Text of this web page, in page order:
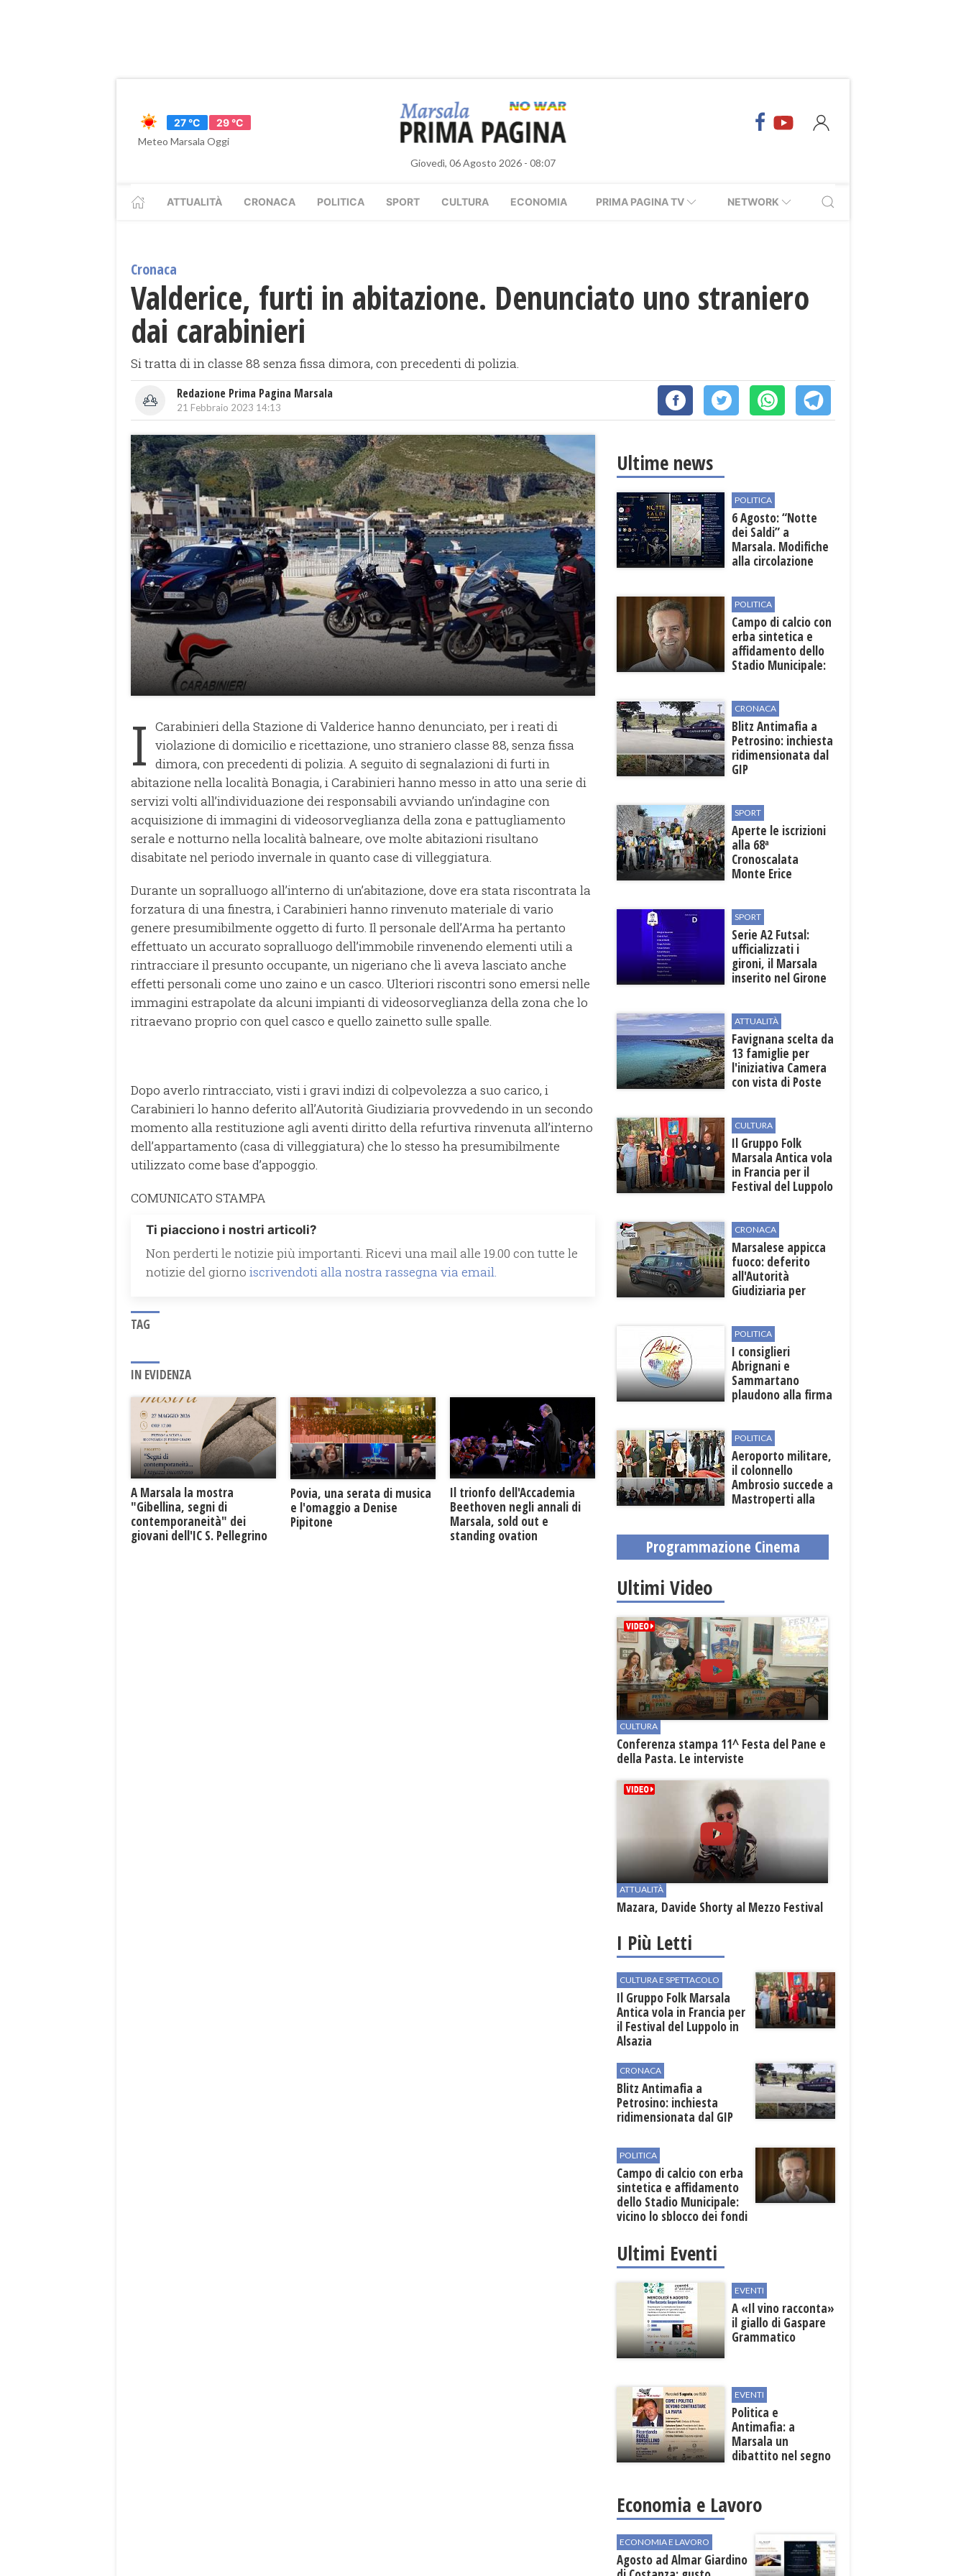
27 °C
29 °C
Meteo Marsala Oggi
Giovedì, 06 Agosto 2026 - 08:07
ATTUALITÀ CRONACA POLITICA SPORT CULTURA ECONOMIA PRIMA PAGINA TV NETWORK
Cronaca
Valderice, furti in abitazione. Denunciato uno straniero
dai carabinieri
Si tratta di in classe 88 senza fissa dimora, con precedenti di polizia.
Redazione Prima Pagina Marsala
21 Febbraio 2023 14:13
I Carabinieri della Stazione di Valderice hanno denunciato, per i reati di
violazione di domicilio e ricettazione, uno straniero classe 88, senza fissa
dimora, con precedenti di polizia. A seguito di segnalazioni di furti in
abitazione nella località Bonagia, i Carabinieri hanno messo in atto una serie di
servizi volti all’individuazione dei responsabili avviando un’indagine con
acquisizione di immagini di videosorveglianza della zona e pattugliamento
serale e notturno nella località balneare, ove molte abitazioni risultano
disabitate nel periodo invernale in quanto case di villeggiatura.
Durante un sopralluogo all’interno di un’abitazione, dove era stata riscontrata la
forzatura di una finestra, i Carabinieri hanno rinvenuto materiale di vario
genere presumibilmente oggetto di furto. Il personale dell’Arma ha pertanto
effettuato un accurato sopralluogo dell’immobile rinvenendo elementi utili a
rintracciare il presunto occupante, un nigeriano che lì aveva lasciato anche
effetti personali come uno zaino e un casco. Ulteriori riscontri sono emersi nelle
immagini estrapolate da alcuni impianti di videosorveglianza della zona che lo
ritraevano proprio con quel casco e quello zainetto sulle spalle.
Dopo averlo rintracciato, visti i gravi indizi di colpevolezza a suo carico, i
Carabinieri lo hanno deferito all’Autorità Giudiziaria provvedendo in un secondo
momento alla restituzione agli aventi diritto della refurtiva rinvenuta all’interno
dell’appartamento (casa di villeggiatura) che lo stesso ha presumibilmente
utilizzato come base d’appoggio.
COMUNICATO STAMPA
Ti piacciono i nostri articoli?
Non perderti le notizie più importanti. Ricevi una mail alle 19.00 con tutte le
notizie del giorno iscrivendoti alla nostra rassegna via email.
TAG
IN EVIDENZA
A Marsala la mostra
"Gibellina, segni di
contemporaneità" dei
giovani dell'IC S. Pellegrino
Povia, una serata di musica
e l'omaggio a Denise
Pipitone
Il trionfo dell'Accademia
Beethoven negli annali di
Marsala, sold out e
standing ovation
Ultime news
POLITICA
6 Agosto: “Notte
dei Saldi” a
Marsala. Modifiche
alla circolazione
manifestazione
POLITICA
Campo di calcio con
erba sintetica e
affidamento dello
Stadio Municipale:
CRONACA
Blitz Antimafia a
Petrosino: inchiesta
ridimensionata dal
GIP
SPORT
Aperte le iscrizioni
alla 68ª
Cronoscalata
Monte Erice
SPORT
Serie A2 Futsal:
ufficializzati i
gironi, il Marsala
inserito nel Girone
ATTUALITÀ
Favignana scelta da
13 famiglie per
l'iniziativa Camera
con vista di Poste
CULTURA
Il Gruppo Folk
Marsala Antica vola
in Francia per il
Festival del Luppolo
CRONACA
Marsalese appicca
fuoco: deferito
all'Autorità
Giudiziaria per
POLITICA
I consiglieri
Abrignani e
Sammartano
plaudono alla firma
roghi
POLITICA
Aeroporto militare,
il colonnello
Ambrosio succede a
Mastroperti alla
Programmazione Cinema
Ultimi Video
CULTURA
Conferenza stampa 11^ Festa del Pane e
della Pasta. Le interviste
ATTUALITÀ
Mazara, Davide Shorty al Mezzo Festival
I Più Letti
CULTURA E SPETTACOLO
Il Gruppo Folk Marsala
Antica vola in Francia per
il Festival del Luppolo in
Alsazia
CRONACA
Blitz Antimafia a
Petrosino: inchiesta
ridimensionata dal GIP
POLITICA
Campo di calcio con erba
sintetica e affidamento
dello Stadio Municipale:
vicino lo sblocco dei fondi
Ultimi Eventi
EVENTI
A «Il vino racconta»
il giallo di Gaspare
Grammatico
EVENTI
Politica e
Antimafia: a
Marsala un
dibattito nel segno
Economia e Lavoro
ECONOMIA E LAVORO
Agosto ad Almar Giardino